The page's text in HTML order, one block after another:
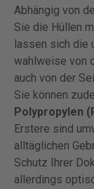
Abhängig von
Sie die Hüllen
lassen sich die
wahlweise von
auch von der
Sie können
Polypropylen
Erstere sind
alltäglichen
Schutz Ihrer
allerdings